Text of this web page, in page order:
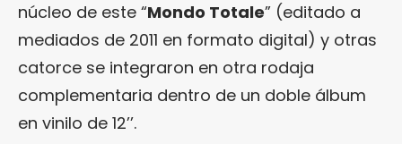
núcleo de este “Mondo Totale” (editado a
mediados de 2011 en formato digital) y otras
catorce se integraron en otra rodaja
complementaria dentro de un doble álbum
en vinilo de 12’’.